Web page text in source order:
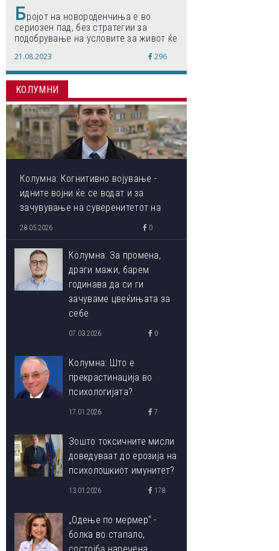
Бројот на новороденчиња е во
сериозен пад, без стратегии за
подобрување на условите за живот ќе
дојде до затворање на училишта,
предупредуваат експертите
21.08.2023 296
КОЛУМНИ
Колумна: Когнитивно војување -
идните војни ќе се водат и за
зачувување на суверенитетот на
сопствениот ум
28.05.2026 0
Колумна: За промена,
драги мажи, барем
годинава да си ги
зачуваме цвеќињата за
себе
07.03.2026 0
Колумна: Што е
прекрастинација во
психологијата?
17.01.2026 7
Зошто токсичните мисли
доведуваат до ерозија на
психолошкиот имунитет?
13.01.2026 178
„Одење по мермер“ -
болка во стапало,